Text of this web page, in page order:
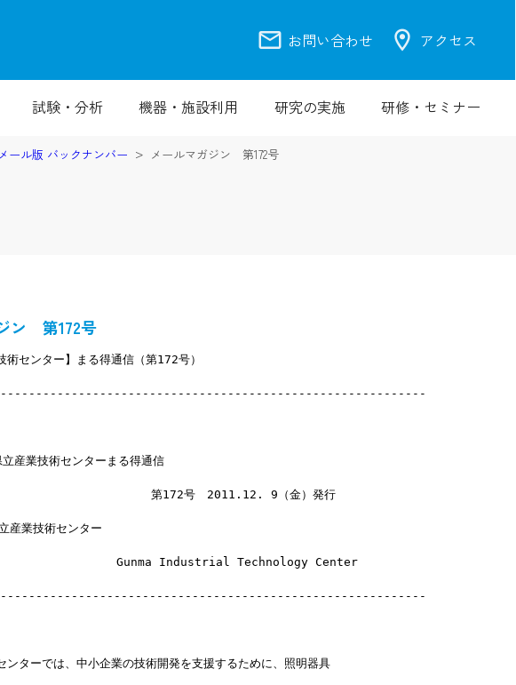
mail お問い合わせ location_on アクセス
試験・分析 機器・施設利用 研究の実施 研修・セミナー
ール版 バックナンバー メールマガジン 第172号
ン 第172号
術センター】まる得通信（第172号）
産業技術センターまる得通信
　　　　　　　　　　　　 第172号　2011.12. 9（金）発行
産業技術センター
　　　　　　　　　　Gunma Industrial Technology Center
ターでは、中小企業の技術開発を支援するために、照明器具